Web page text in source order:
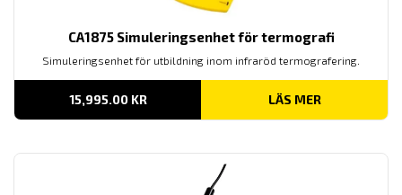
CA1875 Simuleringsenhet för termografi
Simuleringsenhet för utbildning inom infraröd termografering.
15,995.00 KR LÄS MER